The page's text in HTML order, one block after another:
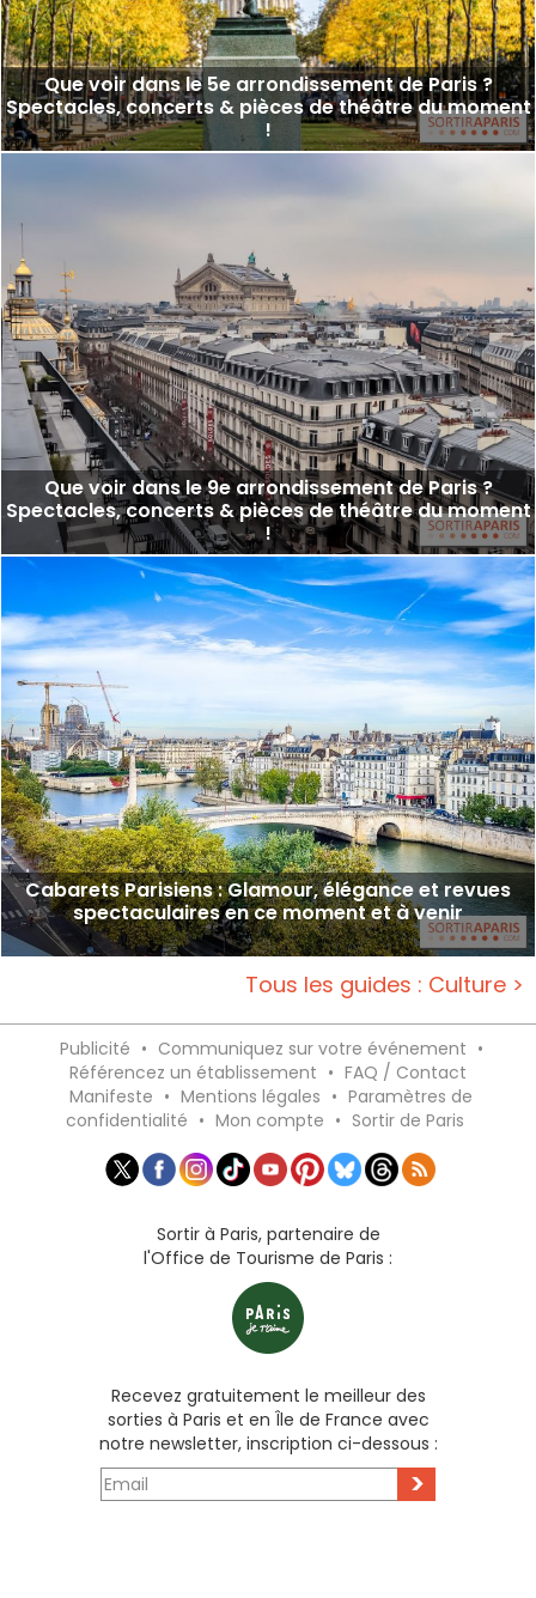
Que voir dans le 5e arrondissement de Paris ?
Spectacles, concerts & pièces de théâtre du moment
!
Que voir dans le 9e arrondissement de Paris ?
Spectacles, concerts & pièces de théâtre du moment
!
Cabarets Parisiens : Glamour, élégance et revues
spectaculaires en ce moment et à venir
Tous les guides : Culture >
Publicité • Communiquez sur votre événement •
Référencez un établissement • FAQ / Contact
Manifeste • Mentions légales • Paramètres de
confidentialité • Mon compte • Sortir de Paris
Sortir à Paris, partenaire de
l'Office de Tourisme de Paris :
Recevez gratuitement le meilleur des
sorties à Paris et en Île de France avec
notre newsletter, inscription ci-dessous :
>